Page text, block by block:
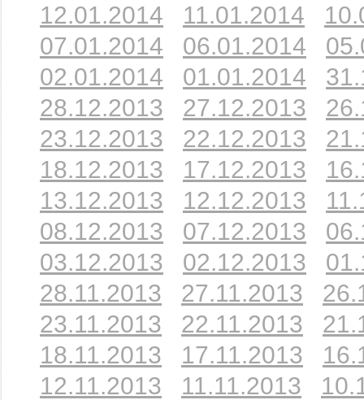
12.01.2014
11.01.2014
07.01.2014
06.01.2014
02.01.2014
01.01.2014
28.12.2013
27.12.2013
23.12.2013
22.12.2013
18.12.2013
17.12.2013
13.12.2013
12.12.2013
08.12.2013
07.12.2013
03.12.2013
02.12.2013
28.11.2013
27.11.2013
23.11.2013
22.11.2013
18.11.2013
17.11.2013
12.11.2013
11.11.2013